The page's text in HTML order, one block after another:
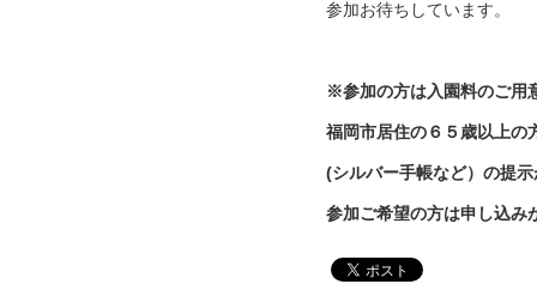
参加お待ちしています。
※参加の方は入園料のご
福岡市居住の６５歳以上の
(シルバー手帳など）の
参加ご希望の方は申し込み